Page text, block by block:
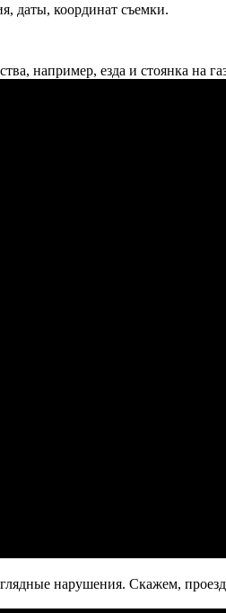
даты, координат съемки.
например, езда и стоянка на
нарушения. Скажем,